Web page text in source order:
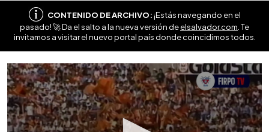
CONTENIDO DE ARCHIVO:¡Estás navegando en el
pasado! 🚀 Da el salto a la nueva versión deelsalvador.com . Te
invitamos a visitar el nuevo portal país donde coincidimos todos.